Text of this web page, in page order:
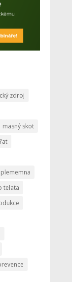
zdroj
masný skot
plememna
telata